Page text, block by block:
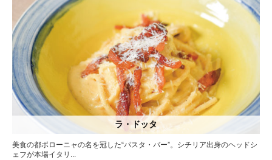
ラ・ドッタ
美食の都ボローニャの名を冠した“パスタ・バー”。シチリア出身のヘッドシ
ェフが本場イタリ...